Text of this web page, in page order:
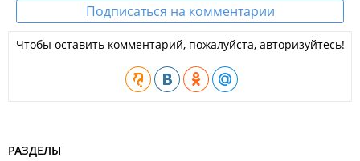
Подписаться на комментарии
Чтобы оставить комментарий, пожалуйста, авторизуйтесь!
РАЗДЕЛЫ